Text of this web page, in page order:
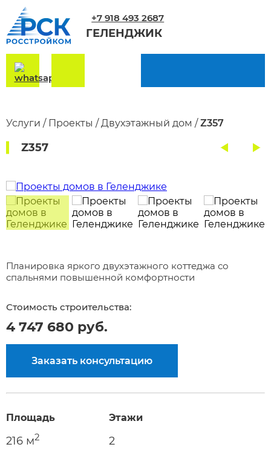
+7 918 493 2687
ГЕЛЕНДЖИК
Услуги / Проекты / Двухэтажный дом / Z357
Z357
Планировка яркого двухэтажного коттеджа со
спальнями повышенной комфортности
Площадь
216 м2
Этажи
2
Стоимость строительства:
4 747 680 руб.
Заказать консультацию